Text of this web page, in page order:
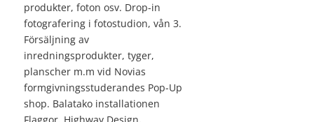
produkter, foton osv. Drop-in
fotografering i fotostudion, vån 3.
Försäljning av
inredningsprodukter, tyger,
planscher m.m vid Novias
formgivningsstuderandes Pop-Up
shop. Balatako installationen